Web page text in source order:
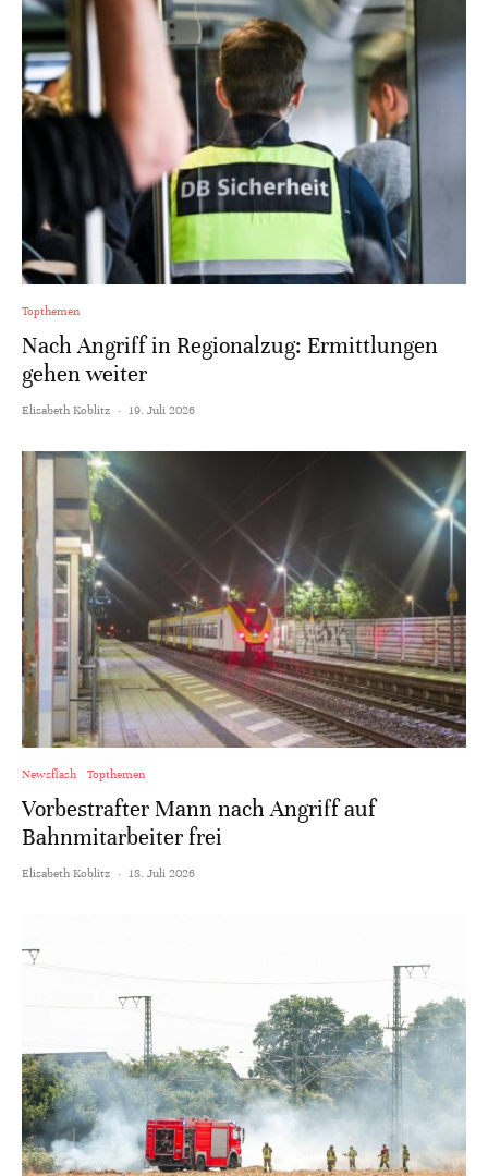
Topthemen
Nach Angriff in Regionalzug: Ermittlungen
gehen weiter
Elisabeth Koblitz · 19. Juli 2026
Newsflash Topthemen
Vorbestrafter Mann nach Angriff auf
Bahnmitarbeiter frei
Elisabeth Koblitz · 18. Juli 2026